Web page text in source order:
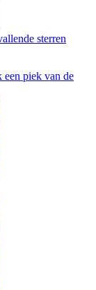
sterren
een piek van de